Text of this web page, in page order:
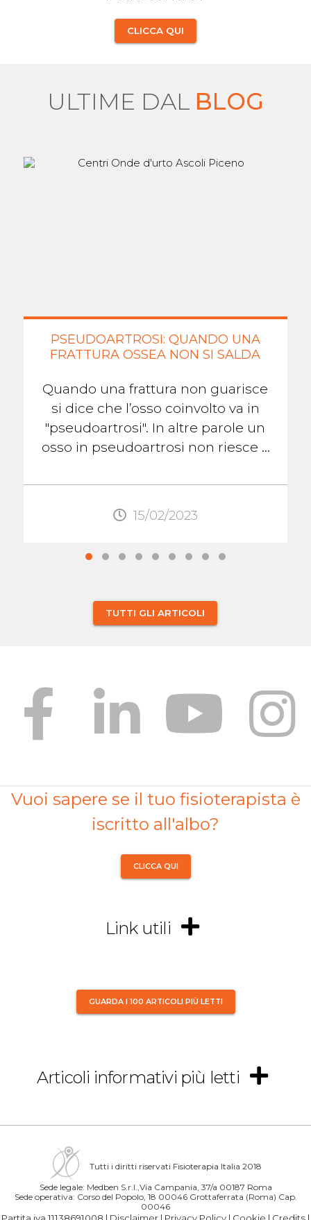
CLICCA QUI
ULTIME DAL BLOG
PSEUDOARTROSI: QUANDO UNA
FRATTURA OSSEA NON SI SALDA
Quando una frattura non guarisce
si dice che l’osso coinvolto va in
"pseudoartrosi". In altre parole un
osso in pseudoartrosi non riesce a
...
15/02/2023
TUTTI GLI ARTICOLI
Vuoi sapere se il tuo fisioterapista è
iscritto all'albo?
CLICCA QUI
Link utili
GUARDA I 100 ARTICOLI PIÙ LETTI
Articoli informativi più letti
Tutti i diritti riservati Fisioterapia Italia 2018
Sede legale: Medben S.r.l.,Via Campania, 37/a 00187 Roma
Sede operativa: Corso del Popolo, 18 00046 Grottaferrata (Roma) Cap.
00046